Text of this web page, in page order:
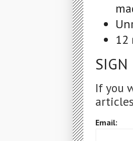
12
SIGN
If you
Email: